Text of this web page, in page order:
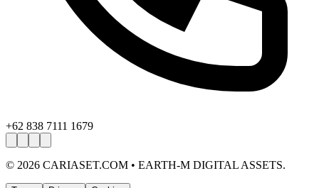
+62 838 7111 1679
© 2026 CARIASET.COM • EARTH-M DIGITAL ASSETS.